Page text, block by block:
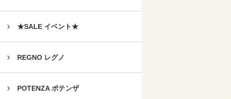
★SALE イベント★
REGNO レグノ
POTENZA ポテンザ